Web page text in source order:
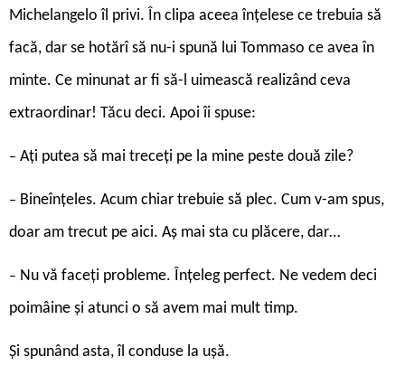
Michelangelo îl privi. În clipa aceea înțelese ce trebuia să
facă, dar se hotărî să nu-i spună lui Tommaso ce avea în
minte. Ce minunat ar fi să-l uimească realizând ceva
extraordinar! Tăcu deci. Apoi îi spuse:
– Ați putea să mai treceți pe la mine peste două zile?
– Bineînțeles. Acum chiar trebuie să plec. Cum v-am spus,
doar am trecut pe aici. Aș mai sta cu plăcere, dar…
– Nu vă faceți probleme. Înțeleg perfect. Ne vedem deci
poimâine și atunci o să avem mai mult timp.
Și spunând asta, îl conduse la ușă.